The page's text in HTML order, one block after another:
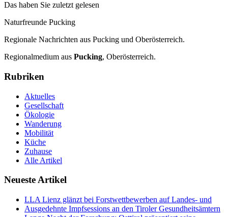
Das haben Sie zuletzt gelesen
Naturfreunde Pucking
Regionale Nachrichten aus Pucking und Oberösterreich.
Regionalmedium aus Pucking, Oberösterreich.
Rubriken
Aktuelles
Gesellschaft
Ökologie
Wanderung
Mobilität
Küche
Zuhause
Alle Artikel
Neueste Artikel
LLA Lienz glänzt bei Forstwettbewerben auf Landes- und
Ausgedehnte Impfsessions an den Tiroler Gesundheitsämtern